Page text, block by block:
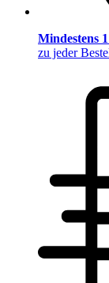
Mindestens
zu jeder